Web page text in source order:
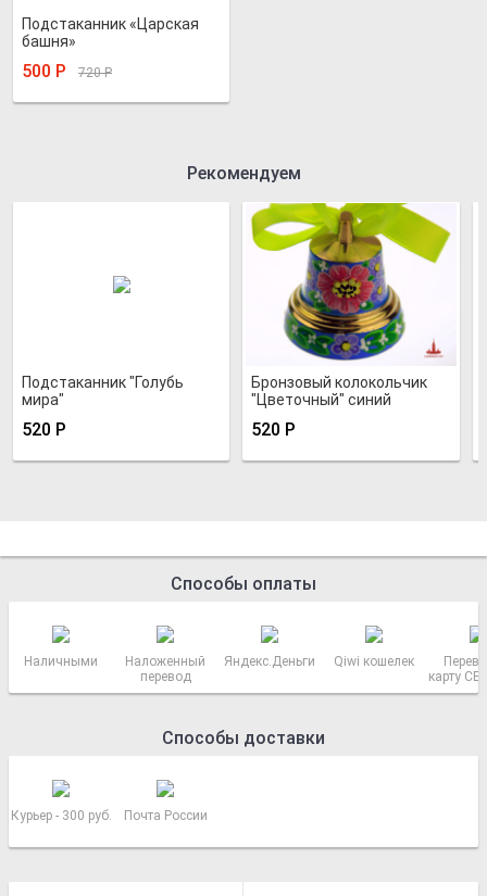
Подстаканник «Царская
башня»
500 Р 720Р
Рекомендуем
Подстаканник "Голубь
мира"
520 Р
Бронзовый колокольчик
"Цветочный" синий
520 Р
Способы оплаты
Наличными
Наложенный
перевод
Яндекс.Деньги Qiwi кошелек
карту
Способы доставки
Курьер - 300 руб. Почта России